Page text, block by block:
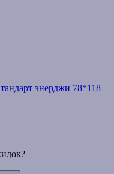
энерджи 78*118